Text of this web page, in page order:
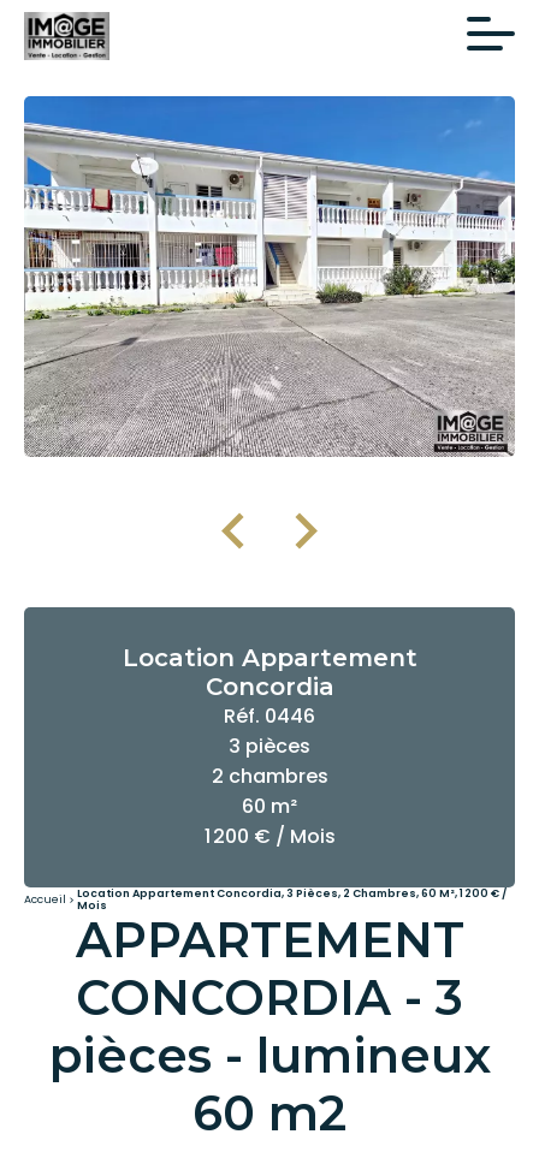
Location Appartement
Concordia
Réf. 0446
3 pièces
2 chambres
60 m²
1 200 € / Mois
Accueil
Location Appartement Concordia, 3 Pièces, 2 Chambres, 60 M², 1 200 € /
Mois
APPARTEMENT
CONCORDIA - 3
pièces - lumineux
60 m2